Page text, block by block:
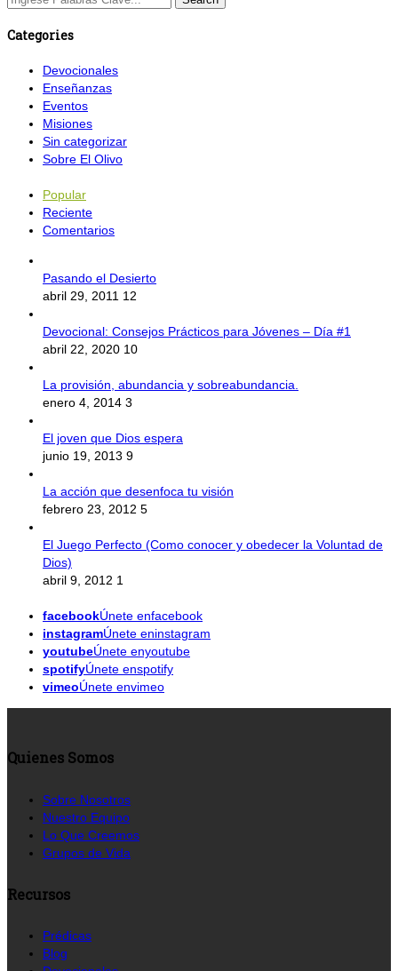
Categories
Devocionales
Enseñanzas
Eventos
Misiones
Sin categorizar
Sobre El Olivo
Popular
Reciente
Comentarios
Pasando el Desierto
abril 29, 2011 12
Devocional: Consejos Prácticos para Jóvenes – Día #1
abril 22, 2020 10
La provisión, abundancia y sobreabundancia.
enero 4, 2014 3
El joven que Dios espera
junio 19, 2013 9
La acción que desenfoca tu visión
febrero 23, 2012 5
El Juego Perfecto (Como conocer y obedecer la Voluntad de
Dios)
abril 9, 2012 1
facebookÚnete enfacebook
instagramÚnete eninstagram
youtubeÚnete enyoutube
spotifyÚnete enspotify
vimeoÚnete envimeo
Quienes Somos
Sobre Nosotros
Nuestro Equipo
Lo Que Creemos
Grupos de Vida
Recursos
Prédicas
Blog